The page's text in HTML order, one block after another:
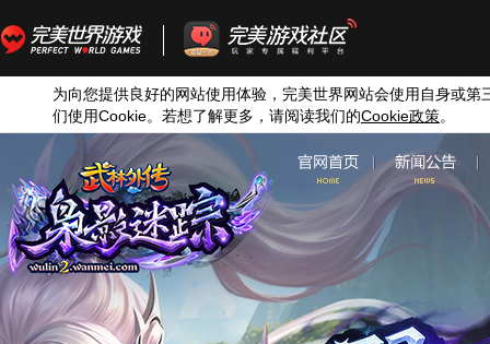
为向您提供良好的网站使用体验，完美世界网站会使用自身或第
们使用Cookie。若想了解更多，请阅读我们的Cookie政策。